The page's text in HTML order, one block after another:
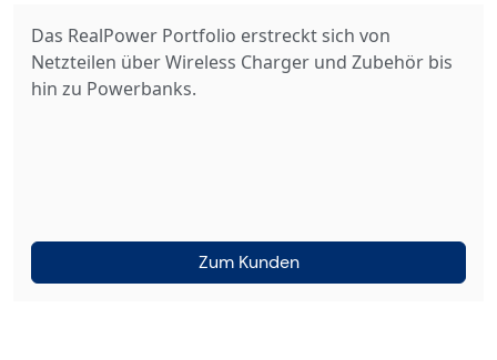
Das RealPower Portfolio erstreckt sich von
Netzteilen über Wireless Charger und Zubehör bis
hin zu Powerbanks.
Zum Kunden